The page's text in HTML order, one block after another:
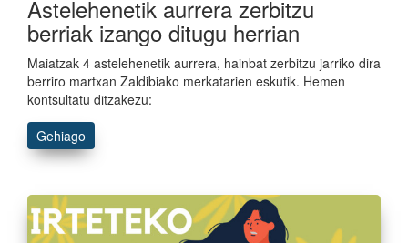
Astelehenetik aurrera zerbitzu
berriak izango ditugu herrian
Maiatzak 4 astelehenetik aurrera, hainbat zerbitzu jarriko dira
berriro martxan Zaldibiako merkatarien eskutik. Hemen
kontsultatu ditzakezu:
Gehiago